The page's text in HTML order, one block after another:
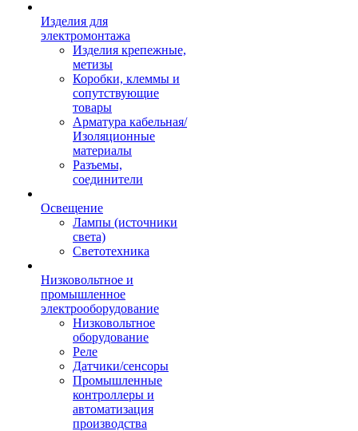
Изделия для
электромонтажа
Изделия крепежные,
метизы
Коробки, клеммы и
сопутствующие
товары
Арматура кабельная/
Изоляционные
материалы
Разъемы,
соединители
Освещение
Лампы (источники
света)
Светотехника
Низковольтное и
промышленное
электрооборудование
Низковольтное
оборудование
Реле
Датчики/сенсоры
Промышленные
контроллеры и
автоматизация
производства